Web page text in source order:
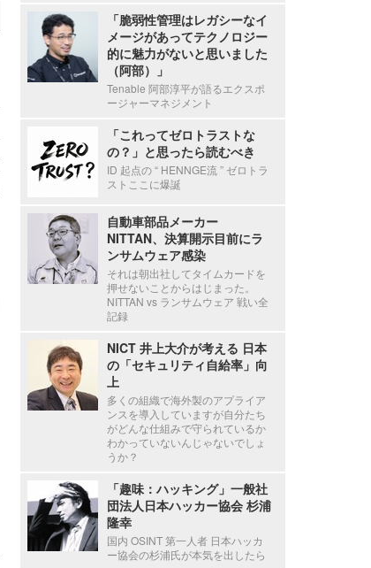
「脆弱性管理はレガシーなイ
メージがあってテクノロジー
的に魅力がないと思いました
（阿部）」
Tenable 阿部淳平が語るエクスポ
ージャーマネジメント
「これってゼロトラストな
の？」と思ったら読むべき
ID 起点の “ HENNGE流 ” ゼロトラ
ストここに爆誕
自動車部品メーカー
NITTAN、決算開示目前にラ
ンサムウェア感染
それは朝出社してタイムカードを
押せないことからはじまった。
NITTAN vs ランサムウェア 戦い全
記録
NICT 井上大介が考える 日本
の「セキュリティ自給率」向
上
多くの組織で海外製のアプライア
ンスを導入していますが自分たち
がどんな仕組みで守られているか
わかっていないんじゃないでしょ
うか？
「趣味：ハッキング」一般社
団法人日本ハッカー協会 杉浦
隆幸
国内 OSINT 第一人者 日本ハッカ
ー協会の杉浦氏が本気を出したら